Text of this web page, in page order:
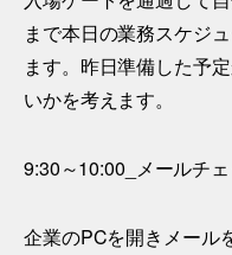
まで本日の業務スケジ
ます。昨日準備した予
いかを考えます。
9:30～10:00_メールチ
企業のPCを開きメール